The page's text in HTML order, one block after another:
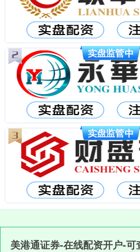
美港通证券-在线配资开户-可